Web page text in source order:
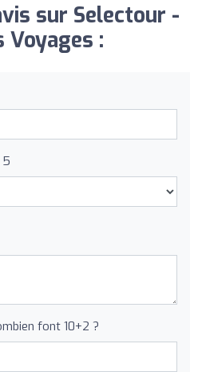
sur Selectour -
:
5
font 10+2 ?